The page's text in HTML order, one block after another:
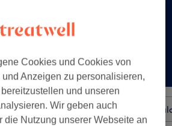
Beliebiger Preis Besonderheiten
Cookies und Cookies von
und Anzeigen zu personalisieren,
und unseren
Wir geben auch
die Nutzung unserer Webseite an